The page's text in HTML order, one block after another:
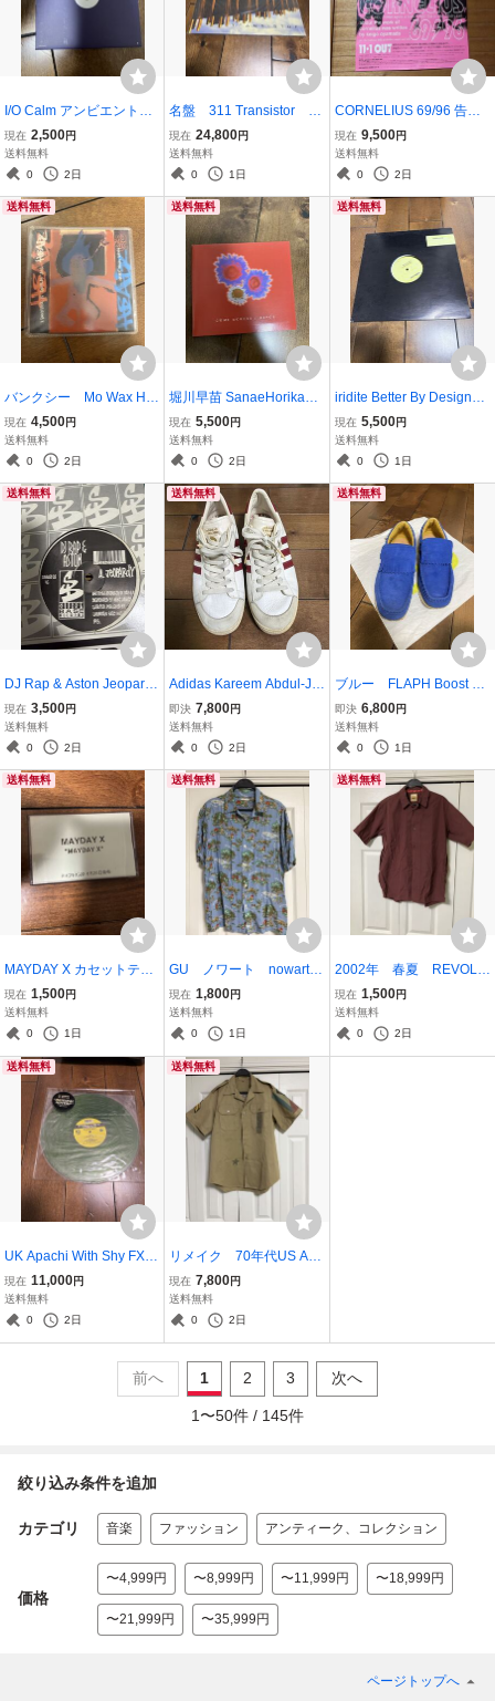
I/O Calm アンビエント a
mbient エレクトロニカ
Lawrence English サン
プル盤
現在 2,500円
送料無料
0
2日
名盤 311 Transistor レ
コード スリーイレブン
トランジスター ミクス
チャーロック
現在 24,800円
送料無料
0
1日
CORNELIUS 69/96 告知
ポスター 小山田圭吾 渋
谷系
現在 9,500円
送料無料
0
2日
送料無料
バンクシー Mo Wax He
adz - ヘッズ ABSTRUC
T マッシブアタック ト
リップホップ massive att
現在 4,500円
送料無料
0
2日
送料無料
堀川早苗 SanaeHorikawa
& REPOS / COME ACRO
SS CD カエルカフェ（K
AERU CAFE）レア
現在 5,500円
送料無料
0
2日
送料無料
iridite Better By Design
Rei LociJason Brunton
Elijah エレクトロニカ S
oulful techno
現在 5,500円
送料無料
0
1日
送料無料
DJ Rap & Aston Jeopardy
/ More Time 12インチ
12inch Electronic Break
beat Hardcore Jungle Su
BBASE 32
現在 3,500円
送料無料
0
2日
送料無料
Adidas Kareem Abdul-Ja
bbar スニーカー 28.5cm
即決 7,800円
送料無料
0
2日
送料無料
ブルー FLAPH Boost by
Terrem シューズ SILASフ
ラフ クラークス好きにお
すすめ 29.5
即決 6,800円
送料無料
0
1日
送料無料
MAYDAY X カセットテー
プ 名盤テクノ コンピ
レーション
現在 1,500円
送料無料
0
1日
送料無料
GU ノワート nowartt
オープンカラーシャツ
ブルー Sサイズ
現在 1,800円
送料無料
0
1日
送料無料
2002年 春夏 REVOLV
ERリボルバー 半袖シャ
ツ ワインレッド ブラウ
ン ネイビー
現在 1,500円
送料無料
0
2日
送料無料
UK Apachi With Shy FX O
riginal Nuttah Drum n B
ass, Jungle
現在 11,000円
送料無料
0
2日
送料無料
リメイク 70年代US Arm
y ミリタリーシャツ 半袖
カーキ Mサイズ
現在 7,800円
送料無料
0
2日
前へ 1 2 3 次へ
1 〜50件 / 145件
絞り込み条件を追加
カテゴリ 音楽 ファッション アンティーク、コレクション
価格
〜4,999円 〜8,999円 〜11,999円 〜18,999円
〜21,999円 〜35,999円
ページトップへ